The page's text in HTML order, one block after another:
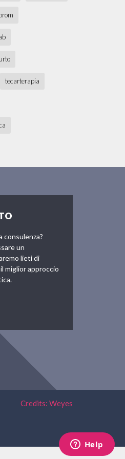
tecarterapia
consulenza?
un
lieti di
miglior approccio
Credits: Weyes